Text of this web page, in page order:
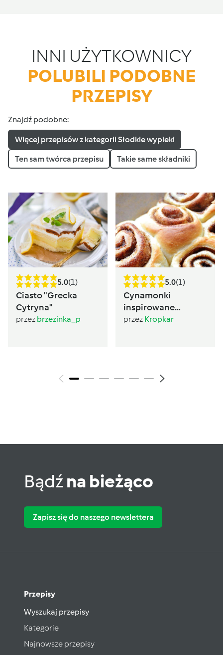
INNI UŻYTKOWNICY
POLUBILI PODOBNE
PRZEPISY
Znajdź podobne:
Więcej przepisów z kategorii Słodkie wypieki
Ten sam twórca przepisu Takie same składniki
5.0(1)
Ciasto "Grecka
Cytryna"
przez brzezinka_p
5.0(1)
Cynamonki
inspirowane
Sugarlady
przez Kropkar
Bądźna bieżąco
Zapisz się do naszego newslettera
Przepisy
Wyszukaj przepisy
Kategorie
Najnowsze przepisy